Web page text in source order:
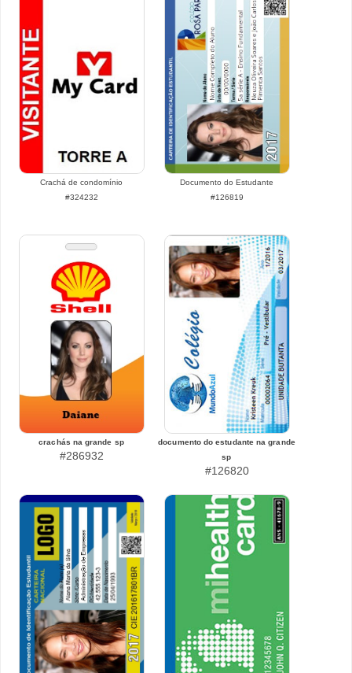
Crachá de condomínio
#324232
Documento do Estudante
#126819
crachás na grande sp
#286932
documento do estudante na grande
sp
#126820